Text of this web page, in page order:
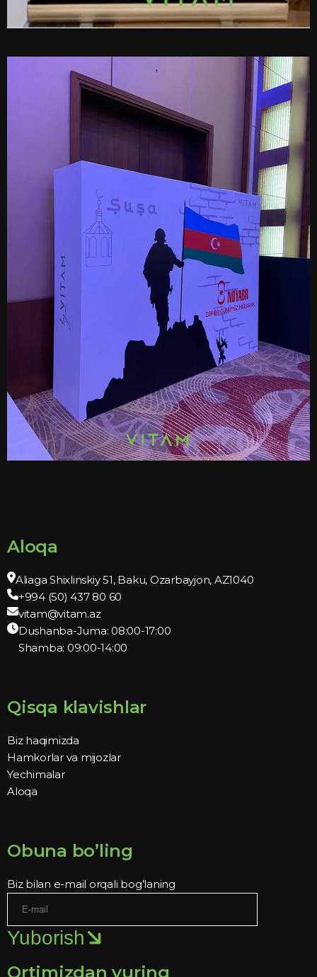
Aloqa
Aliaga Shixlinskiy 51, Baku, Ozarbayjon, AZ1040
+994 (50) 437 80 60
vitam@vitam.az
Dushanba-Juma: 08:00-17:00
Shamba: 09:00-14:00
Qisqa klavishlar
Biz haqimizda
Hamkorlar va mijozlar
Yechimalar
Aloqa
Obuna bo’ling
Biz bilan e-mail orqali bog’laning
Yuborish
Ortimizdan yuring